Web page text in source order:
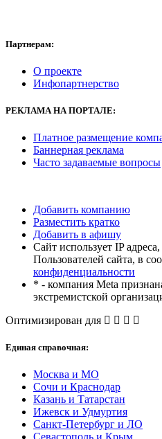
Партнерам:
О проекте
Инфопартнерство
РЕКЛАМА НА ПОРТАЛЕ:
Платное размещение
Баннерная реклама
Часто задаваемые вопросы
Добавить компанию
Разместить кратко
Добавить в афишу
Сайт использует IP
Пользователей сайта, в
конфиденциальности
* - компания Meta
экстремистской
Оптимизирован для
Единая справочная:
Москва и МО
Сочи и Краснодар
Казань и Татарстан
Ижевск и Удмуртия
Санкт-Петербург и ЛО